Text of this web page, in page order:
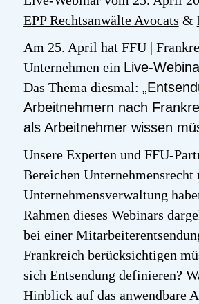
EPP Rechtsanwälte Avocats &
Am 25. April hat FFU |
Unternehmen ein Live-
Das Thema diesmal:
Arbeitnehmern nach
als Arbeitnehmer wissen
Unsere Experten und FFU-
Bereichen Unternehmensrecht
Unternehmensverwaltung
Rahmen dieses Webinars
bei einer
Frankreich berücksichtigen
sich Entsendung definieren?
Hinblick auf das anwendbare